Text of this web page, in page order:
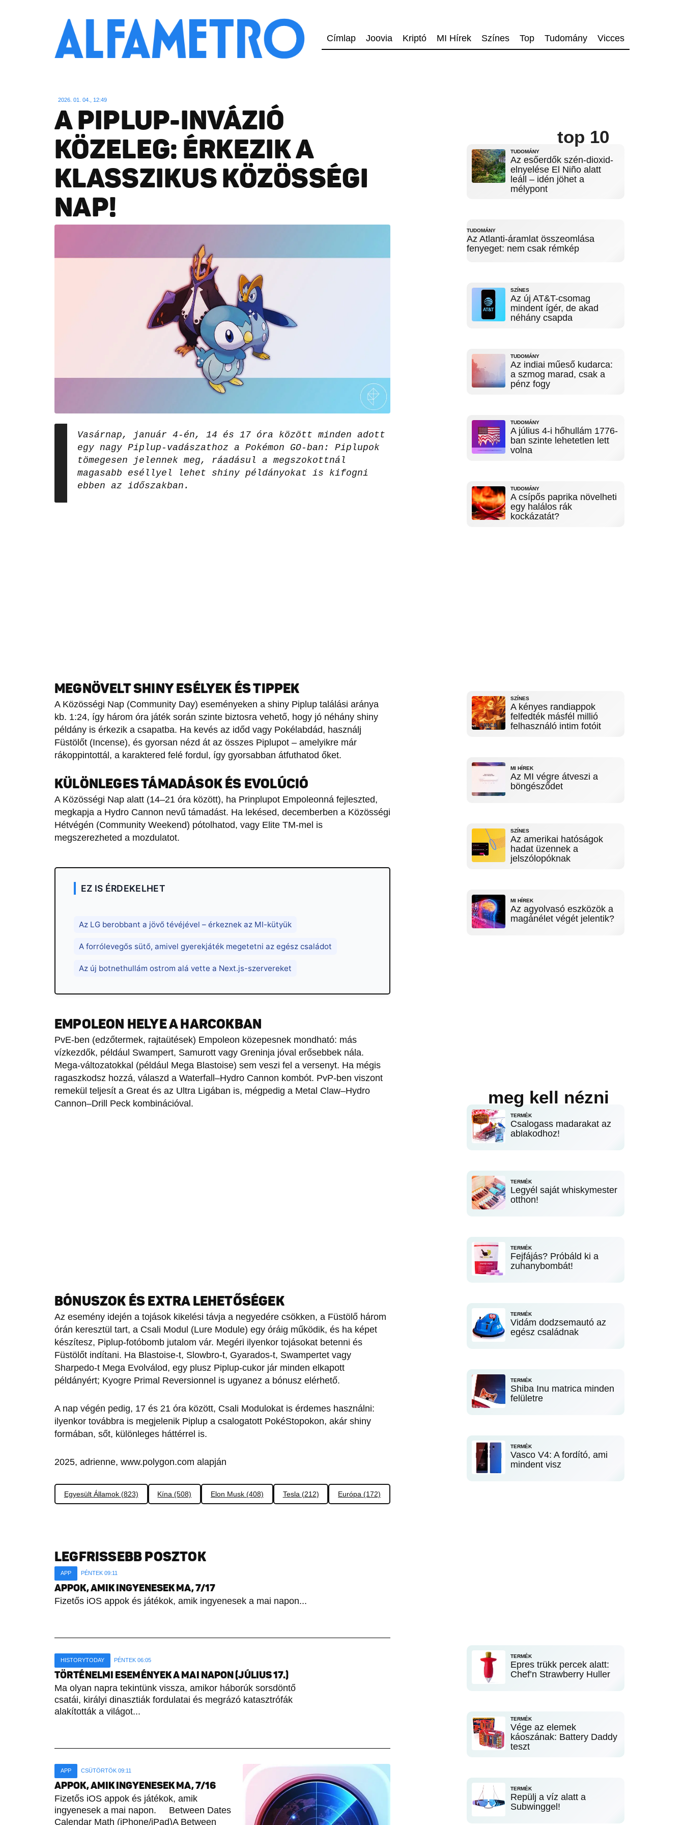
Címlap Joovia Kriptó MI Hírek Színes Top Tudomány Vicces
2026. 01. 04., 12:49
A PIPLUP-INVÁZIÓ
KÖZELEG: ÉRKEZIK A
KLASSZIKUS KÖZÖSSÉGI
NAP!
Vasárnap, január 4-én, 14 és 17 óra között minden adott
egy nagy Piplup-vadászathoz a Pokémon GO-ban: Piplupok
tömegesen jelennek meg, ráadásul a megszokottnál
magasabb eséllyel lehet shiny példányokat is kifogni
ebben az időszakban.
MEGNÖVELT SHINY ESÉLYEK ÉS TIPPEK
A Közösségi Nap (Community Day) eseményeken a shiny Piplup találási aránya
kb. 1:24, így három óra játék során szinte biztosra vehető, hogy jó néhány shiny
példány is érkezik a csapatba. Ha kevés az időd vagy Pokélabdád, használj
Füstölőt (Incense), és gyorsan nézd át az összes Piplupot – amelyikre már
rákoppintottál, a karaktered felé fordul, így gyorsabban átfuthatod őket.
KÜLÖNLEGES TÁMADÁSOK ÉS EVOLÚCIÓ
A Közösségi Nap alatt (14–21 óra között), ha Prinplupot Empoleonná fejleszted,
megkapja a Hydro Cannon nevű támadást. Ha lekésed, decemberben a Közösségi
Hétvégén (Community Weekend) pótolhatod, vagy Elite TM-mel is
megszerezheted a mozdulatot.
EZ IS ÉRDEKELHET
Az LG berobbant a jövő tévéjével – érkeznek az MI-kütyük
A forrólevegős sütő, amivel gyerekjáték megetetni az egész családot
Az új botnethullám ostrom alá vette a Next.js-szervereket
EMPOLEON HELYE A HARCOKBAN
PvE-ben (edzőtermek, rajtaütések) Empoleon közepesnek mondható: más
vízkezdők, például Swampert, Samurott vagy Greninja jóval erősebbek nála.
Mega-változatokkal (például Mega Blastoise) sem veszi fel a versenyt. Ha mégis
ragaszkodsz hozzá, válaszd a Waterfall–Hydro Cannon kombót. PvP-ben viszont
remekül teljesít a Great és az Ultra Ligában is, mégpedig a Metal Claw–Hydro
Cannon–Drill Peck kombinációval.
BÓNUSZOK ÉS EXTRA LEHETŐSÉGEK
Az esemény idején a tojások kikelési távja a negyedére csökken, a Füstölő három
órán keresztül tart, a Csali Modul (Lure Module) egy óráig működik, és ha képet
készítesz, Piplup-fotóbomb jutalom vár. Megéri ilyenkor tojásokat betenni és
Füstölőt indítani. Ha Blastoise-t, Slowbro-t, Gyarados-t, Swampertet vagy
Sharpedo-t Mega Evolválod, egy plusz Piplup-cukor jár minden elkapott
példányért; Kyogre Primal Reversionnel is ugyanez a bónusz elérhető.
A nap végén pedig, 17 és 21 óra között, Csali Modulokat is érdemes használni:
ilyenkor továbbra is megjelenik Piplup a csalogatott PokéStopokon, akár shiny
formában, sőt, különleges háttérrel is.
2025, adrienne, www.polygon.com alapján
Egyesült Államok (823) Kína (508) Elon Musk (408) Tesla (212) Európa (172)
LEGFRISSEBB POSZTOK
APP PÉNTEK 09:11
APPOK, AMIK INGYENESEK MA, 7/17
Fizetős iOS appok és játékok, amik ingyenesek a mai napon...
HISTORYTODAY PÉNTEK 06:05
TÖRTÉNELMI ESEMÉNYEK A MAI NAPON (JÚLIUS 17.)
Ma olyan napra tekintünk vissza, amikor háborúk sorsdöntő
csatái, királyi dinasztiák fordulatai és megrázó katasztrófák
alakították a világot...
APP CSÜTÖRTÖK 09:11
APPOK, AMIK INGYENESEK MA, 7/16
Fizetős iOS appok és játékok, amik
ingyenesek a mai napon. Between Dates
Calendar Math (iPhone/iPad)A Between
top 10
TUDOMÁNY
Az esőerdők szén-dioxid-
elnyelése El Niño alatt
leáll – idén jöhet a
mélypont
TUDOMÁNY
Az Atlanti-áramlat összeomlása
fenyeget: nem csak rémkép
SZÍNES
Az új AT&T-csomag
mindent ígér, de akad
néhány csapda
TUDOMÁNY
Az indiai műeső kudarca:
a szmog marad, csak a
pénz fogy
TUDOMÁNY
A július 4-i hőhullám 1776-
ban szinte lehetetlen lett
volna
TUDOMÁNY
A csípős paprika növelheti
egy halálos rák
kockázatát?
SZÍNES
A kényes randiappok
felfedték másfél millió
felhasználó intim fotóit
MI HÍREK
Az MI végre átveszi a
böngésződet
SZÍNES
Az amerikai hatóságok
hadat üzennek a
jelszólopóknak
MI HÍREK
Az agyolvasó eszközök a
magánélet végét jelentik?
meg kell nézni
TERMÉK
Csalogass madarakat az
ablakodhoz!
TERMÉK
Legyél saját whiskymester
otthon!
TERMÉK
Fejfájás? Próbáld ki a
zuhanybombát!
TERMÉK
Vidám dodzsemautó az
egész családnak
TERMÉK
Shiba Inu matrica minden
felületre
TERMÉK
Vasco V4: A fordító, ami
mindent visz
TERMÉK
Epres trükk percek alatt:
Chef’n Strawberry Huller
TERMÉK
Vége az elemek
káoszának: Battery Daddy
teszt
TERMÉK
Repülj a víz alatt a
Subwinggel!